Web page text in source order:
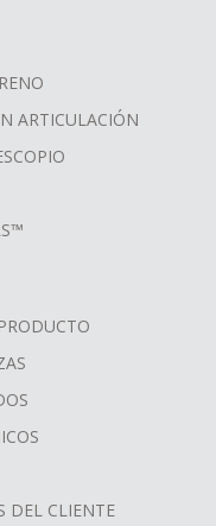
ARTICULACIÓN
DEL CLIENTE